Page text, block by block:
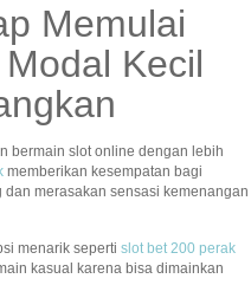
Memulai
Kecil
bermain slot online dengan lebih
memberikan kesempatan bagi
merasakan sensasi kemenangan
menarik seperti slot bet 200 perak
kasual karena bisa dimainkan